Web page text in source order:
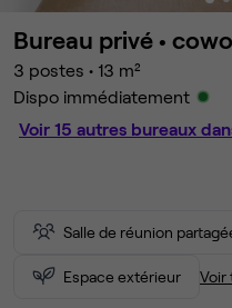
Bureau privé •
3 postes • 13 m²
Dispo immédiatement
Voir 15 autres bureaux
Salle de réunion
Espace extérieur Voir